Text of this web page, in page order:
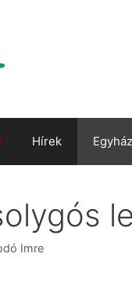
Hírek
Imre